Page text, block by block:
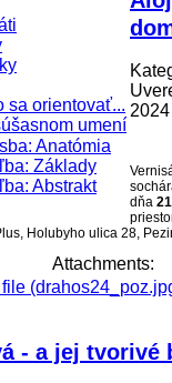
sa orientovať...
umení
Anatómia
Základy
Abstrakt
2024
dňa
Holubyho ulica 28,
Attachments:
- a jej tvorivé